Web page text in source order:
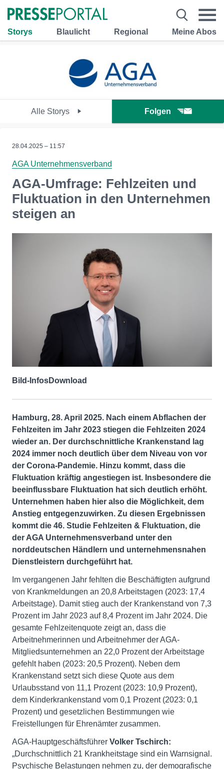
Storys Blaulicht Regional Meine Abos
Alle Storys Folgen
28.04.2025 – 11:57
AGA Unternehmensverband
AGA-Umfrage: Fehlzeiten und
Fluktuation in den Unternehmen
steigen an
Bild-InfosDownload
Hamburg, 28. April 2025. Nach einem Abflachen der
Fehlzeiten im Jahr 2023 stiegen die Fehlzeiten 2024
wieder an. Der durchschnittliche Krankenstand lag
2024 immer noch deutlich über dem Niveau von vor
der Corona-Pandemie. Hinzu kommt, dass die
Fluktuation kräftig angestiegen ist. Insbesondere die
beeinflussbare Fluktuation hat sich deutlich erhöht.
Unternehmen haben hier also die Möglichkeit, dem
Anstieg entgegenzuwirken. Zu diesen Ergebnissen
kommt die 46. Studie Fehlzeiten & Fluktuation, die
der AGA Unternehmensverband unter den
norddeutschen Händlern und unternehmensnahen
Dienstleistern durchgeführt hat.
Im vergangenen Jahr fehlten die Beschäftigten aufgrund
von Krankmeldungen an 20,8 Arbeitstagen (2023: 17,4
Arbeitstage). Damit stieg auch der Krankenstand von 7,3
Prozent im Jahr 2023 auf 8,4 Prozent im Jahr 2024. Die
gesamte Fehlzeitenquote zeigt an, dass die
Arbeitnehmerinnen und Arbeitnehmer der AGA-
Mitgliedsunternehmen an 22,0 Prozent der Arbeitstage
gefehlt haben (2023: 20,5 Prozent). Neben dem
Krankenstand setzt sich diese Quote aus dem
Urlaubsstand von 11,1 Prozent (2023: 10,9 Prozent),
dem Kinderkrankenstand vom 0,1 Prozent (2023: 0,1
Prozent) und gesetzlichen Bestimmungen wie
Freistellungen für Ehrenämter zusammen.
AGA-Hauptgeschäftsführer Volker Tschirch:
„Durchschnittlich 21 Krankheitstage sind ein Warnsignal.
Psychische Belastungen nehmen zu, der demografische